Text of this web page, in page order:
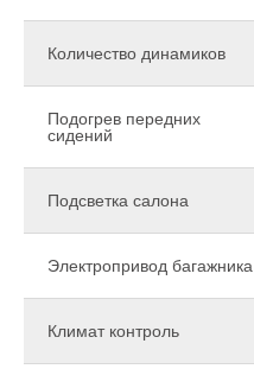
Количество динамиков
Подогрев передних
сидений
Подсветка салона
Электропривод багажника
Климат контроль